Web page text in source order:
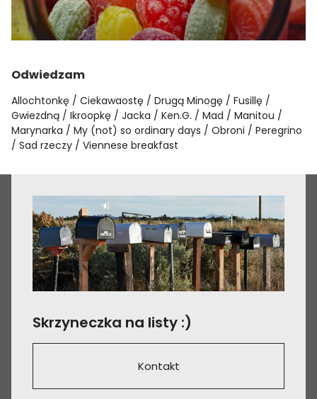
Odwiedzam
Allochtonkę Ciekawaostę Drugą Minogę
Fusillę
Gwiezdną
Ikroopkę Jacka Ken.G. Mad
Manitou
Marynarka
My (not) so ordinary days Obroni
Peregrino
Sad rzeczy
Viennese breakfast
Skrzyneczka na listy :)
Kontakt